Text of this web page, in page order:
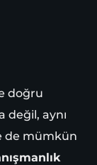
doğru
değil, aynı
de mümkün